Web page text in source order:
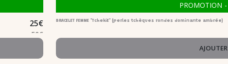
25€
50€
PROMOTION -
BRACELET FEMME "TchekiE" (perles tchèques rondes dominante ambrée)
AJOUTER